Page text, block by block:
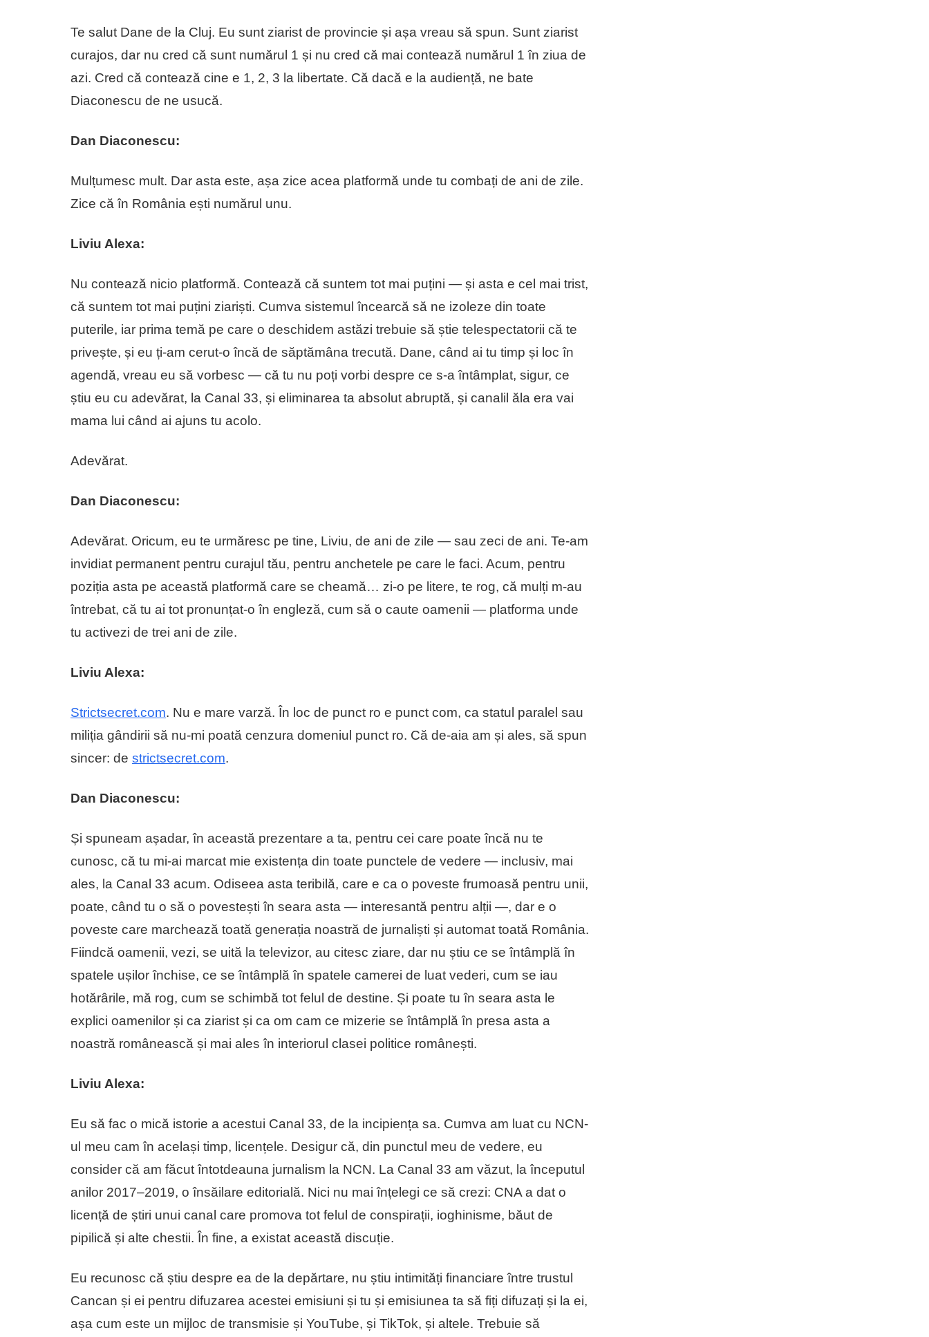
Te salut Dane de la Cluj. Eu sunt ziarist de provincie și așa vreau să spun. Sunt ziarist
curajos, dar nu cred că sunt numărul 1 și nu cred că mai contează numărul 1 în ziua de
azi. Cred că contează cine e 1, 2, 3 la libertate. Că dacă e la audiență, ne bate
Diaconescu de ne usucă.
Dan Diaconescu:
Mulțumesc mult. Dar asta este, așa zice acea platformă unde tu combați de ani de zile.
Zice că în România ești numărul unu.
Liviu Alexa:
Nu contează nicio platformă. Contează că suntem tot mai puțini — și asta e cel mai trist,
că suntem tot mai puțini ziariști. Cumva sistemul încearcă să ne izoleze din toate
puterile, iar prima temă pe care o deschidem astăzi trebuie să știe telespectatorii că te
privește, și eu ți-am cerut-o încă de săptămâna trecută. Dane, când ai tu timp și loc în
agendă, vreau eu să vorbesc — că tu nu poți vorbi despre ce s-a întâmplat, sigur, ce
știu eu cu adevărat, la Canal 33, și eliminarea ta absolut abruptă, și canalil ăla era vai
mama lui când ai ajuns tu acolo.
Adevărat.
Dan Diaconescu:
Adevărat. Oricum, eu te urmăresc pe tine, Liviu, de ani de zile — sau zeci de ani. Te-am
invidiat permanent pentru curajul tău, pentru anchetele pe care le faci. Acum, pentru
poziția asta pe această platformă care se cheamă… zi-o pe litere, te rog, că mulți m-au
întrebat, că tu ai tot pronunțat-o în engleză, cum să o caute oamenii — platforma unde
tu activezi de trei ani de zile.
Liviu Alexa:
Strictsecret.com. Nu e mare varză. În loc de punct ro e punct com, ca statul paralel sau
miliția gândirii să nu-mi poată cenzura domeniul punct ro. Că de-aia am și ales, să spun
sincer: de strictsecret.com.
Dan Diaconescu:
Și spuneam așadar, în această prezentare a ta, pentru cei care poate încă nu te
cunosc, că tu mi-ai marcat mie existența din toate punctele de vedere — inclusiv, mai
ales, la Canal 33 acum. Odiseea asta teribilă, care e ca o poveste frumoasă pentru unii,
poate, când tu o să o povestești în seara asta — interesantă pentru alții —, dar e o
poveste care marchează toată generația noastră de jurnaliști și automat toată România.
Fiindcă oamenii, vezi, se uită la televizor, au citesc ziare, dar nu știu ce se întâmplă în
spatele ușilor închise, ce se întâmplă în spatele camerei de luat vederi, cum se iau
hotărârile, mă rog, cum se schimbă tot felul de destine. Și poate tu în seara asta le
explici oamenilor și ca ziarist și ca om cam ce mizerie se întâmplă în presa asta a
noastră românească și mai ales în interiorul clasei politice românești.
Liviu Alexa:
Eu să fac o mică istorie a acestui Canal 33, de la incipiența sa. Cumva am luat cu NCN-
ul meu cam în același timp, licențele. Desigur că, din punctul meu de vedere, eu
consider că am făcut întotdeauna jurnalism la NCN. La Canal 33 am văzut, la începutul
anilor 2017–2019, o însăilare editorială. Nici nu mai înțelegi ce să crezi: CNA a dat o
licență de știri unui canal care promova tot felul de conspirații, ioghinisme, băut de
pipilică și alte chestii. În fine, a existat această discuție.
Eu recunosc că știu despre ea de la depărtare, nu știu intimități financiare între trustul
Cancan și ei pentru difuzarea acestei emisiuni și tu și emisiunea ta să fiți difuzați și la ei,
așa cum este un mijloc de transmisie și YouTube, și TikTok, și altele. Trebuie să